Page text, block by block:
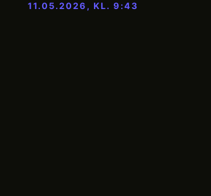
11.05.2026, KL. 9:43